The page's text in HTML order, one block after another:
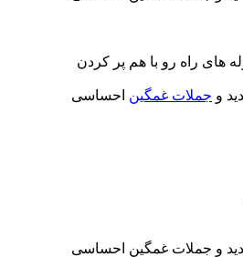
های راه رو با هم پر کردن
و جملات غمگین احساسی
و جملات غمگین احساسی